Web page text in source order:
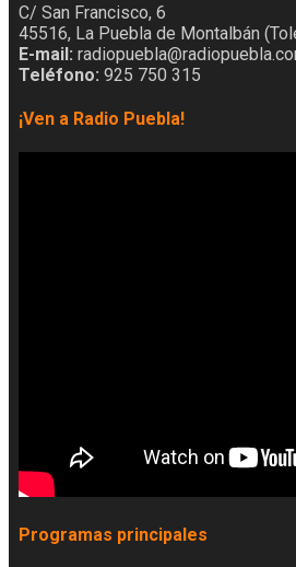
C/ San Francisco, 6
45516, La Puebla de Montalbán
E-mail:
Teléfono: 925 750 315
¡Ven a Radio Puebla!
Programas principales